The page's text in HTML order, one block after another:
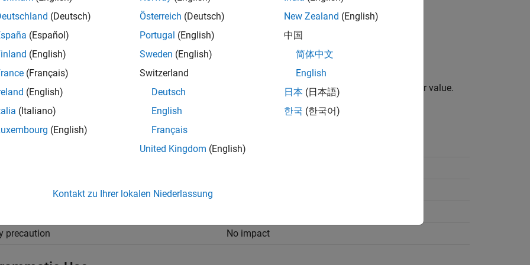
enable this parameter, select Generate GPU codeon the Code Generationpane.
| integer
the size above which the private variables are allocated on the heap instead of the stack, as an integer value.
Settings
Setting
precaution
No impact
(Deutsch)
(Español)
(English)
(Français)
(English)
(Italiano)
(English)
Österreich (Deutsch)
Portugal (English)
Sweden (English)
Switzerland
Deutsch
English
Français
United Kingdom (English)
New Zealand (English)
中国
简体中文
English
日本 (日本語)
한국 (한국어)
Kontakt zu Ihrer lokalen Niederlassung